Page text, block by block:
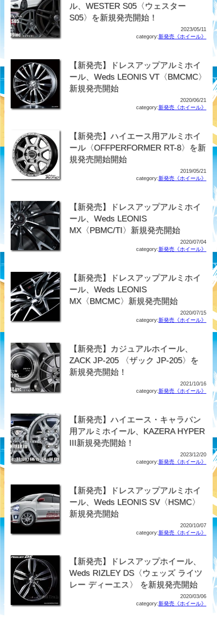
ル、WESTER S05〈ウェスター
S05〉を新規発売開始！
2023/05/11
category:新発売《ホイール》
【新発売】ドレスアップアルミホイ
ール、Weds LEONIS VT〈BMCMC〉
新規発売開始
2020/06/21
category:新発売《ホイール》
【新発売】ハイエース用アルミホイ
ール〈OFFPERFORMER RT-8〉を新
規発売開始開始
2019/05/21
category:新発売《ホイール》
【新発売】ドレスアップアルミホイ
ール、Weds LEONIS
MX〈PBMC/TI〉新規発売開始
2020/07/04
category:新発売《ホイール》
【新発売】ドレスアップアルミホイ
ール、Weds LEONIS
MX〈BMCMC〉新規発売開始
2020/07/15
category:新発売《ホイール》
【新発売】カジュアルホイール、
ZACK JP-205 〈ザック JP-205〉を
新規発売開始！
2021/10/16
category:新発売《ホイール》
【新発売】ハイエース・キャラバン
用アルミホイール、KAZERA HYPER
III新規発売開始！
2023/12/20
category:新発売《ホイール》
【新発売】ドレスアップアルミホイ
ール、Weds LEONIS SV〈HSMC〉
新規発売開始
2020/10/07
category:新発売《ホイール》
【新発売】ドレスアップホイール、
Weds RIZLEY DS〈ウェッズ ライツ
レー ディーエス〉 を新規発売開始
2020/03/06
category:新発売《ホイール》